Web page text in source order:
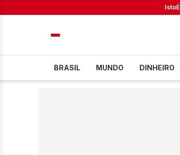
IstoÉ
BRASIL MUNDO DINHEIRO